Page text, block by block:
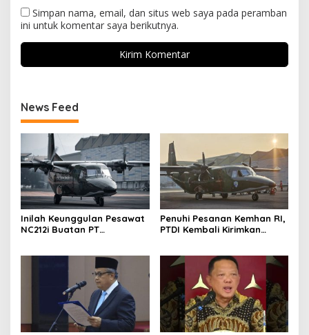
Simpan nama, email, dan situs web saya pada peramban
ini untuk komentar saya berikutnya.
News Feed
Inilah Keunggulan Pesawat
NC212i Buatan PT
Penuhi Pesanan Kemhan RI,
PTDI Kembali Kirimkan